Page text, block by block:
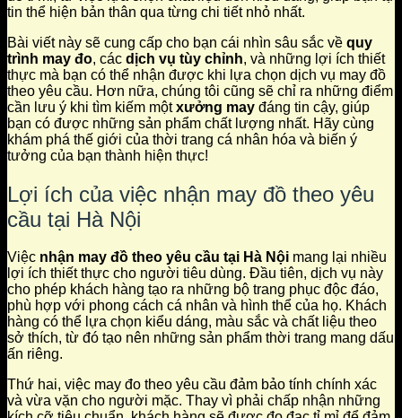
tin thể hiện bản thân qua từng chi tiết nhỏ nhất.
Bài viết này sẽ cung cấp cho bạn cái nhìn sâu sắc về quy
trình may đo, các dịch vụ tùy chỉnh, và những lợi ích thiết
thực mà bạn có thể nhận được khi lựa chọn dịch vụ may đồ
theo yêu cầu. Hơn nữa, chúng tôi cũng sẽ chỉ ra những điểm
cần lưu ý khi tìm kiếm mộtxưởng may đáng tin cậy, giúp
bạn có được những sản phẩm chất lượng nhất. Hãy cùng
khám phá thế giới của thời trang cá nhân hóa và biến ý
tưởng của bạn thành hiện thực!
Lợi ích của việc nhận may đồ theo yêu
cầu tại Hà Nội
Việc nhận may đồ theo yêu cầu tại Hà Nội mang lại nhiều
lợi ích thiết thực cho người tiêu dùng. Đầu tiên, dịch vụ này
cho phép khách hàng tạo ra những bộ trang phục độc đáo,
phù hợp với phong cách cá nhân và hình thể của họ. Khách
hàng có thể lựa chọn kiểu dáng, màu sắc và chất liệu theo
sở thích, từ đó tạo nên những sản phẩm thời trang mang dấu
ấn riêng.
Thứ hai, việc may đo theo yêu cầu đảm bảo tính chính xác
và vừa vặn cho người mặc. Thay vì phải chấp nhận những